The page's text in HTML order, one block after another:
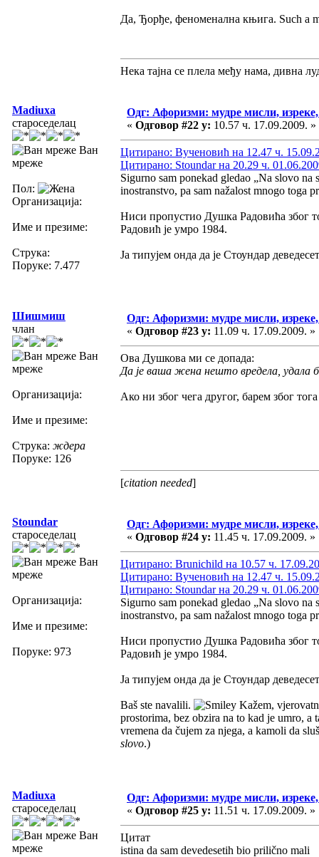
Да, Ђорђе, феноменална књига. Such a
Нека тајна се плела међу нама, дивна
Madiuxa
староседелац
Ван
мреже
Пол:
Организација:
Име и презиме:
Струка:
Поруке: 7.477
Одг: Афоризми: мудре мисли,
« Одговор #22 у: 10.57 ч. 17.09.2009. »
Цитирано: Вученовић на 12.47 ч.
Цитирано: Stoundar на 20.29 ч.
Sigurno sam ponekad gledao „Na slovo na
inostranstvo, pa sam nažalost mnogo toga
Ниси пропустио Душка Радовића због
Радовић је умро 1984.
Ја типујем онда да је Стоундар
Шишмиш
члан
Ван
мреже
Организација:
Име и презиме:
Струка: ждера
Поруке: 126
Одг: Афоризми: мудре мисли,
« Одговор #23 у: 11.09 ч. 17.09.2009. »
Ова Душкова ми се допада:
Да је ваша жена нешто вредела, удала
Ако ни због чега другог, барем због
[citation needed]
Stoundar
староседелац
Ван
мреже
Организација:
Име и презиме:
Поруке: 973
Одг: Афоризми: мудре мисли,
« Одговор #24 у: 11.45 ч. 17.09.2009. »
Цитирано: Brunichild на 10.57 ч.
Цитирано: Вученовић на 12.47 ч.
Цитирано: Stoundar на 20.29 ч.
Sigurno sam ponekad gledao „Na slovo na
inostranstvo, pa sam nažalost mnogo toga
Ниси пропустио Душка Радовића због
Радовић је умро 1984.
Ја типујем онда да је Стоундар
Baš ste navalili.
Kažem,
prostorima, bez obzira na to kad je umro, a
vremena da čujem za njega, a kamoli da
slovo.)
Madiuxa
староседелац
Ван
мреже
Одг: Афоризми: мудре мисли,
« Одговор #25 у: 11.51 ч. 17.09.2009. »
Цитат
istina da sam devedesetih bio prilično mali